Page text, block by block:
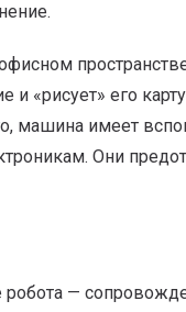
и «рисует» его
машина имеет
Они
робота —